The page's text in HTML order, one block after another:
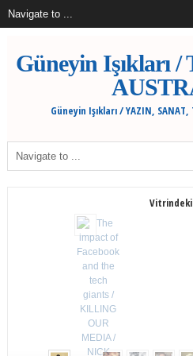
Güneyin Işıkları
Güneyin Işıkları / YAZIN, SANAT,